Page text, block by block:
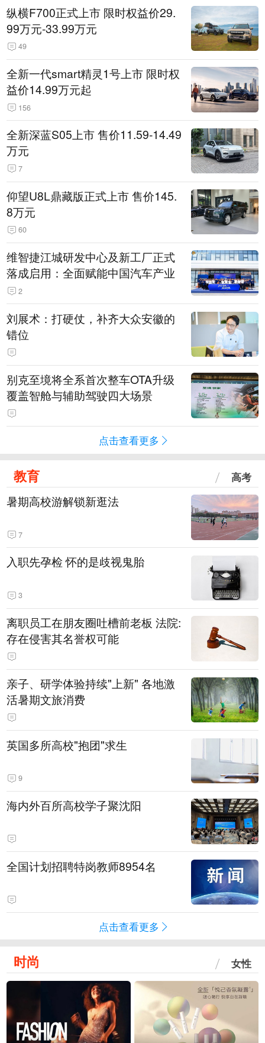
纵横F700正式上市 限时权益价29.
99万元-33.99万元
49
全新一代smart精灵1号上市 限时权
益价14.99万元起
156
全新深蓝S05上市 售价11.59-14.49
万元
7
仰望U8L鼎藏版正式上市 售价145.
8万元
60
维智捷江城研发中心及新工厂正式
落成启用：全面赋能中国汽车产业
2
刘展术：打硬仗，补齐大众安徽的
错位
别克至境将全系首次整车OTA升级
覆盖智舱与辅助驾驶四大场景
点击查看更多
教育 高考
暑期高校游解锁新逛法
7
入职先孕检 怀的是歧视鬼胎
3
离职员工在朋友圈吐槽前老板 法院:
存在侵害其名誉权可能
亲子、研学体验持续"上新" 各地激
活暑期文旅消费
英国多所高校"抱团"求生
9
海内外百所高校学子聚沈阳
全国计划招聘特岗教师8954名
点击查看更多
时尚 女性